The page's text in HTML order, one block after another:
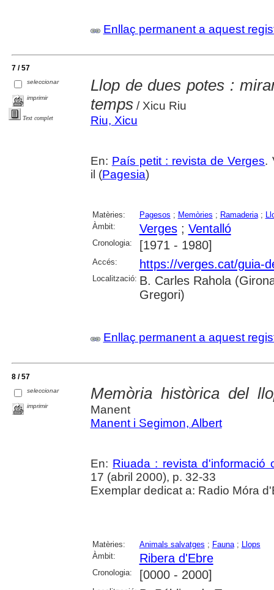
Enllaç permanent a aquest
7 / 57
seleccionar
imprimir
Text complet
Llop de dues potes :
temps/ Xicu Riu
Riu, Xicu
En: País petit : revista de Verges.
il (Pagesia)
Matèries: Pagesos ; Memòries ; Ramaderia;
Àmbit:
Verges; Ventalló
Cronologia: [1971 - 1980]
Accés: https://verges.cat/guia-
Localització: B. Carles Rahola
Gregori)
Enllaç permanent a aquest
8 / 57
seleccionar
imprimir
Memòria històrica del
Manent
Manent i Segimon, Albert
En: Riuada : revista d'informació
17 (abril 2000), p. 32-33
Exemplar dedicat a: Radio Móra
Matèries: Animals salvatges ; Fauna;
Llops
Àmbit:
Ribera d'Ebre
Cronologia: [0000 - 2000]